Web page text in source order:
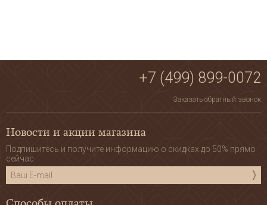
+7 (499) 899-0072
Заказать обратный звонок
Новости и акции магазина
Подпишитесь и получите информацию о скидках до 50% прямо
сейчас